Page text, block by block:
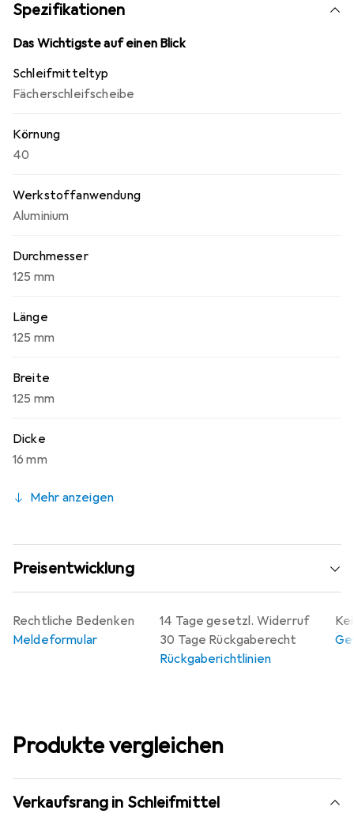
Spezifikationen
Das Wichtigste auf einen Blick
Schleifmitteltyp
Fächerschleifscheibe
Körnung
40
Werkstoffanwendung
Aluminium
Durchmesser
125 mm
Länge
125 mm
Breite
125 mm
Dicke
16 mm
Mehr anzeigen
Preisentwicklung
14 Tage gesetzl. Widerruf
30 Tage Rückgaberecht
Rückgaberichtlinien
Rechtliche Bedenken
Meldeformular
Produkte vergleichen
Verkaufsrang in Schleifmittel